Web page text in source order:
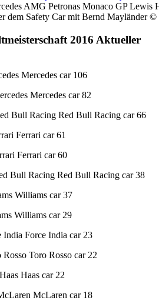
AMG Petronas Monaco GP Lewis
dem Safety Car mit Bernd Mayländer
2016 Aktueller
Mercedes car 106
Mercedes car 82
Bull Racing Red Bull Racing car 66
Ferrari car 61
Ferrari car 60
Bull Racing Red Bull Racing car 38
Williams car 37
Williams car 29
Force India car 23
Toro Rosso car 22
Haas car 22
McLaren car 18